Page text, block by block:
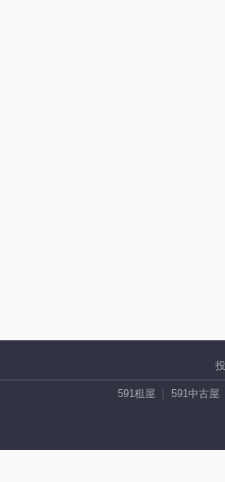
591租屋 591中古屋